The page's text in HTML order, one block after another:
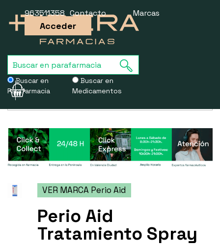
Buscar en
Parafarmacia
Buscar en
Medicamentos
963511358 Contacto Marcas
Acceder
Usamos cookies para mejorar la experiencia de la web. Si sigues
VER MARCA Perio Aid
Perio Aid
Tratamiento Spray